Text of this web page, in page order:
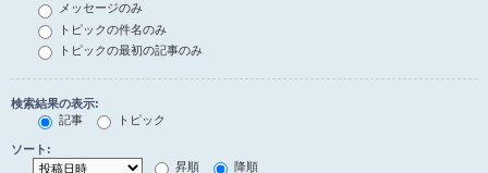
メッセージのみ
トピックの件名のみ
トピックの最初の記事のみ
検索結果の表示:
記事
トピック
ソート:
昇順
降順